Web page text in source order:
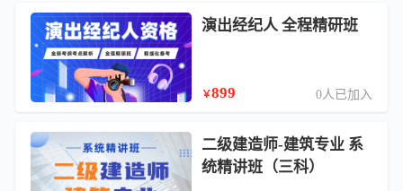
演出经纪人 全程精研班
￥899 0人已加入
二级建造师-建筑专业 系
统精讲班（三科）